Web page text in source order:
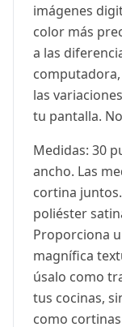
imágenes
color más
a las
las
tu pantalla.
Medidas: 30
ancho. Las
cortina
poliéster
Proporciona
magnífica
úsalo como
tus cocinas,
como